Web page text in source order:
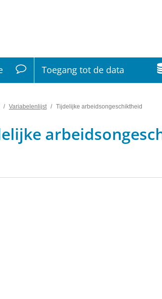
Toegang tot de data
Variabelenlijst Tijdelijke arbeidsongeschiktheid